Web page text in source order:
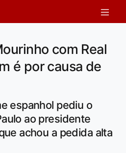
com Real
é por causa de
espanhol pediu o
ao presidente
achou a pedida alta